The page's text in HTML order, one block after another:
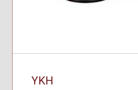
YKH